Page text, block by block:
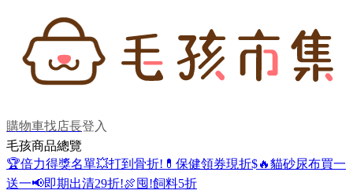
購物車找店長登入
毛孩商品總覽
🏆倍力得獎名單💥打到骨折! 💊保健領券現折$🔥貓砂尿布買一
送一📢即期出清29折!🍖囤!飼料5折